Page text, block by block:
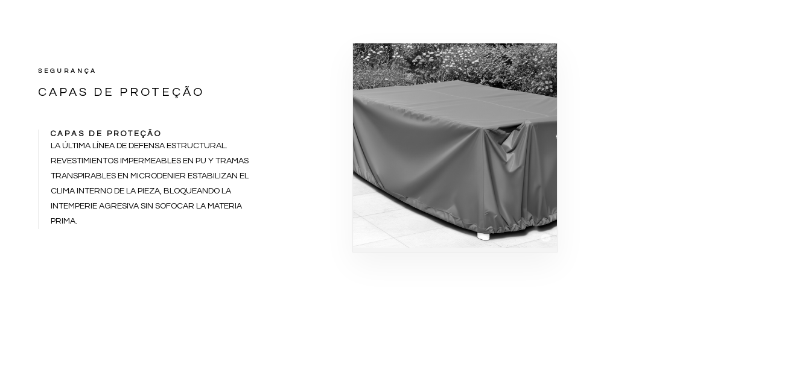
SEGURANÇA
CAPAS DE PROTEÇÃO
CAPAS DE PROTEÇÃO
LA ÚLTIMA LÍNEA DE DEFENSA ESTRUCTURAL.
REVESTIMIENTOS IMPERMEABLES EN PU Y TRAMAS
TRANSPIRABLES EN MICRODENIER ESTABILIZAN EL
CLIMA INTERNO DE LA PIEZA, BLOQUEANDO LA
INTEMPERIE AGRESIVA SIN SOFOCAR LA MATERIA
PRIMA.